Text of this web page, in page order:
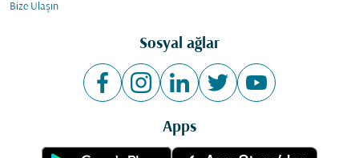
Bize Ulaşın
Sosyal ağlar
Apps